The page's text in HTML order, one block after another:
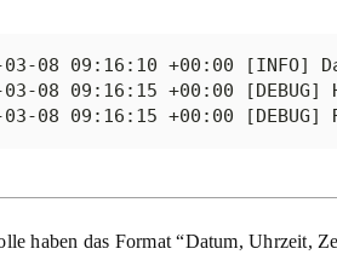
03-08 09:16:10 +00:00 [INFO]
03-08 09:16:15 +00:00
03-08 09:16:15 +00:00
haben das Format “Datum, Uhrzeit,